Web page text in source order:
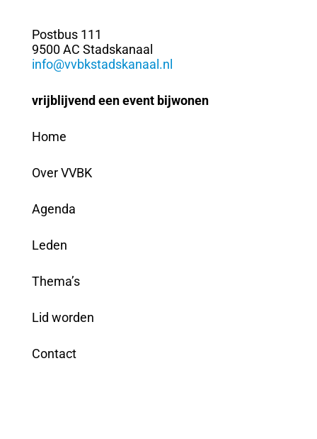
Postbus 111
9500 AC Stadskanaal
info@vvbkstadskanaal.nl
vrijblijvend een event bijwonen
Home
Over VVBK
Agenda
Leden
Thema’s
Lid worden
Contact